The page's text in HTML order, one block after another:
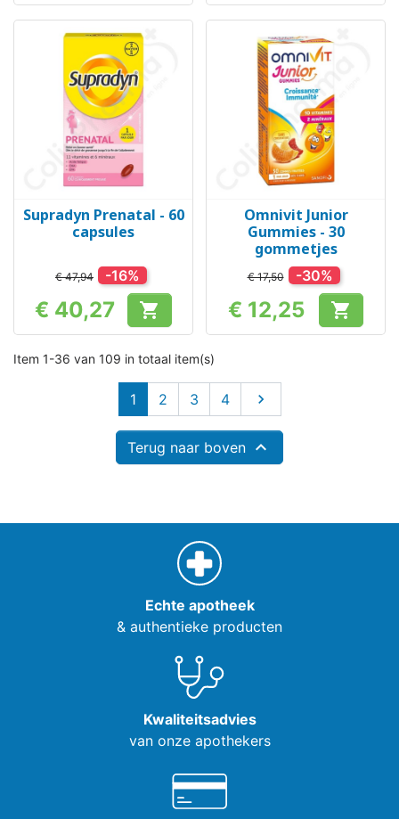
Supradyn Prenatal - 60
capsules
€ 47,94 -16%
Prijs
€ 40,27 
Omnivit Junior
Gummies - 30
gommetjes
€ 17,50 -30%
Prijs
€ 12,25 
Item 1-36 van 109 in totaal item(s)
1 2 3 4 Volgende

Terug naar boven 
Echte apotheek
& authentieke producten
Kwaliteitsadvies
van onze apothekers